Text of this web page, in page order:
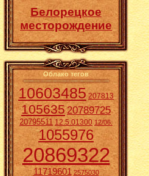
Белорецкое
месторождение
Облако тегов
10603485 207813
10563520789725
20795511 12.5.01300 12/06.
1055976
20869322
11719601 2575030